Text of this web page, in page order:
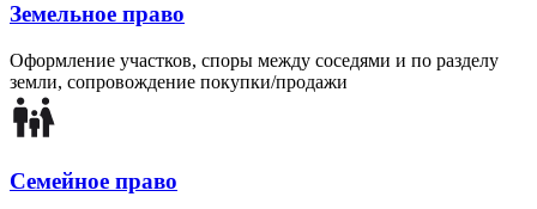
Земельное право
Оформление участков, споры между соседями и по разделу
земли, сопровождение покупки/продажи
Семейное право